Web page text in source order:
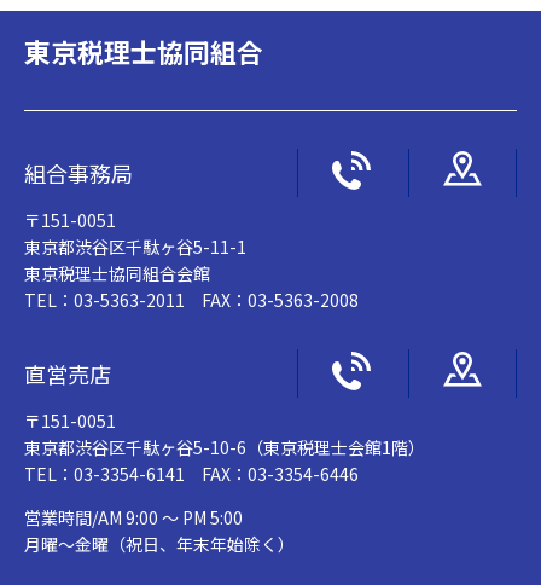
東京税理士協同組合
組合事務局
〒151-0051
東京都渋谷区千駄ヶ谷5-11-1
東京税理士協同組合会館
TEL：03-5363-2011 FAX：03-5363-2008
直営売店
〒151-0051
東京都渋谷区千駄ヶ谷5-10-6（東京税理士会館1階）
TEL：03-3354-6141 FAX：03-3354-6446
営業時間/AM 9:00 ～ PM 5:00
月曜～金曜（祝日、年末年始除く）